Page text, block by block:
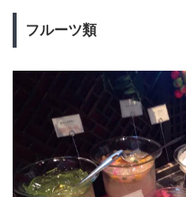
フルーツ類